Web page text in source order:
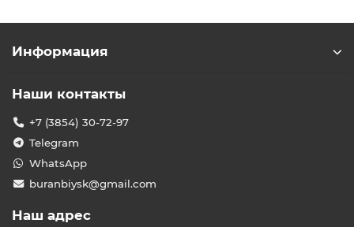
Информация
Наши контакты
+7 (3854) 30-72-97
Telegram
WhatsApp
buranbiysk@gmail.com
Наш адрес